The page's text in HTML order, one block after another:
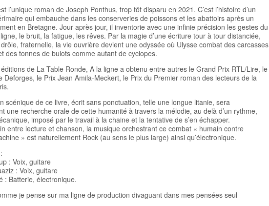
l’unique roman de Joseph Ponthus, trop tôt disparu en 2021. C’est l’histoire d’un
qui embauche dans les conserveries de poissons et les abattoirs après un
en Bretagne. Jour après jour, il inventorie avec une infinie précision les gestes du
le bruit, la fatigue, les rêves. Par la magie d’une écriture tour à tour distanciée,
fraternelle, la vie ouvrière devient une odyssée où Ulysse combat des carcasses
des tonnes de bulots comme autant de cyclopes.
de La Table Ronde, A la ligne a obtenu entre autres le Grand Prix RTL/Lire, le
Deforges, le Prix Jean Amila-Meckert, le Prix du Premier roman des lecteurs de la
scénique de ce livre, écrit sans ponctuation, telle une longue litanie, sera
une recherche orale de cette humanité à travers la mélodie, au delà d’un rythme,
imposé par le travail à la chaine et la tentative de s’en échapper.
entre lecture et chanson, la musique orchestrant ce combat « humain contre
» est naturellement Rock (au sens le plus large) ainsi qu’électronique.
: Voix, guitare
: Voix, guitare
: Batterie, électronique.
je pense sur ma ligne de production divaguant dans mes pensées seul